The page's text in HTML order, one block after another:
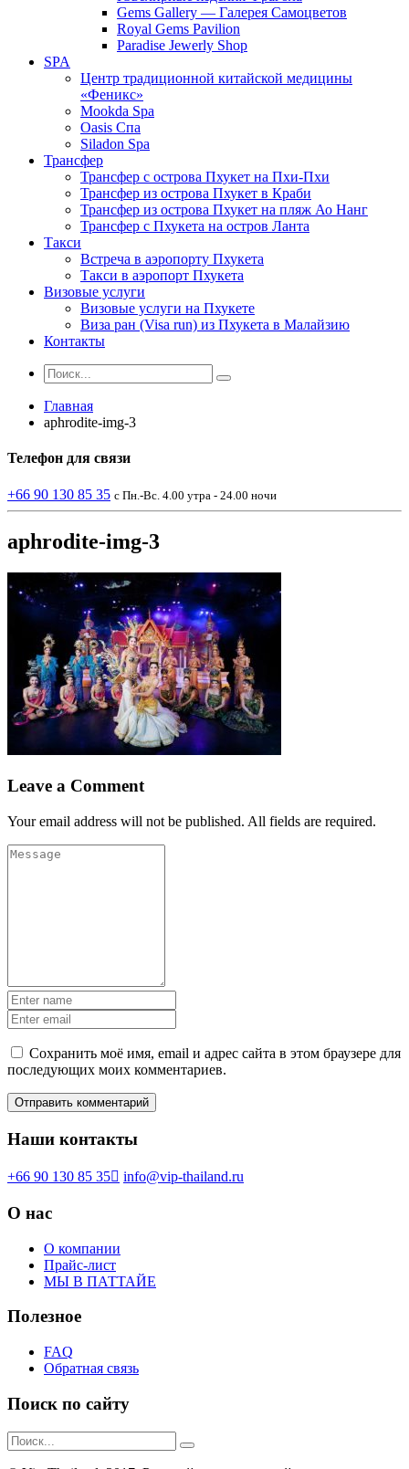
Gems Gallery — Галерея Самоцветов
Royal Gems Pavilion
Paradise Jewerly Shop
SPA
Центр традиционной китайской медицины
«Феникс»
Mookda Spa
Oasis Спа
Siladon Spa
Трансфер
Трансфер с острова Пхукет на Пхи-Пхи
Трансфер из острова Пхукет в Краби
Трансфер из острова Пхукет на пляж Ао Нанг
Трансфер с Пхукета на остров Ланта
Такси
Встреча в аэропорту Пхукета
Такси в аэропорт Пхукета
Визовые услуги
Визовые услуги на Пхукете
Виза ран (Visa run) из Пхукета в Малайзию
Контакты
Главная
aphrodite-img-3
Телефон для связи
+66 90 130 85 35 с Пн.-Вс. 4.00 утра - 24.00 ночи
aphrodite-img-3
Leave a Comment
Your email address will not be published. All fields are required.
Сохранить моё имя, email и адрес сайта в этом браузере для
последующих моих комментариев.
Наши контакты
+66 90 130 85 35 info@vip-thailand.ru
О нас
О компании
Прайс-лист
МЫ В ПАТТАЙЕ
Полезное
FAQ
Обратная связь
Поиск по сайту